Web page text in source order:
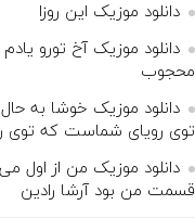
دانلود موزیک این روزا
دانلود موزیک آخ تورو یادم
محجوب
دانلود موزیک خوشا به
توی رویای شماست که توی
دانلود موزیک من از اول
قسمت من بود آرشا رادین